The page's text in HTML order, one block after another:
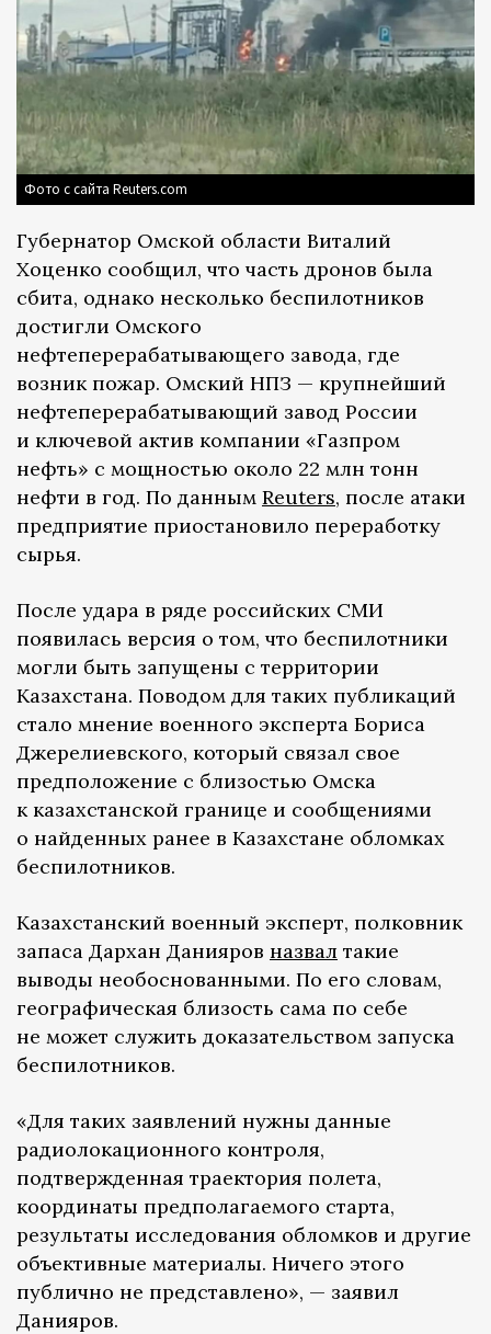
Фото с сайта Reuters.com
Губернатор Омской области Виталий
Хоценко сообщил, что часть дронов была
сбита, однако несколько беспилотников
достигли Омского
нефтеперерабатывающего завода, где
возник пожар. Омский НПЗ — крупнейший
нефтеперерабатывающий завод России
и ключевой актив компании «Газпром
нефть» с мощностью около 22 млн тонн
нефти в год. По данным Reuters, после атаки
предприятие приостановило переработку
сырья.
После удара в ряде российских СМИ
появилась версия о том, что беспилотники
могли быть запущены с территории
Казахстана. Поводом для таких публикаций
стало мнение военного эксперта Бориса
Джерелиевского, который связал свое
предположение с близостью Омска
к казахстанской границе и сообщениями
о найденных ранее в Казахстане обломках
беспилотников.
Казахстанский военный эксперт, полковник
запаса Дархан Данияров назвал такие
выводы необоснованными. По его словам,
географическая близость сама по себе
не может служить доказательством запуска
беспилотников.
«Для таких заявлений нужны данные
радиолокационного контроля,
подтвержденная траектория полета,
координаты предполагаемого старта,
результаты исследования обломков и другие
объективные материалы. Ничего этого
публично не представлено», — заявил
Данияров.